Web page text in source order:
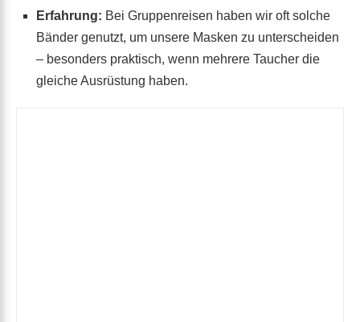
Erfahrung: Bei Gruppenreisen haben wir oft solche
Bänder genutzt, um unsere Masken zu unterscheiden
– besonders praktisch, wenn mehrere Taucher die
gleiche Ausrüstung haben.